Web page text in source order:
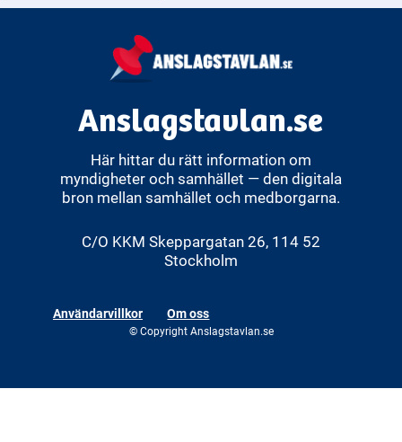
Anslagstavlan.se
Här hittar du rätt information om
myndigheter och samhället — den digitala
bron mellan samhället och medborgarna.
C/O KKM Skeppargatan 26, 114 52
Stockholm
Användarvillkor Om oss
© Copyright Anslagstavlan.se